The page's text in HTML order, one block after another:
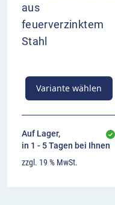
aus
feuerverzinktem
Stahl
Variante wählen
Auf Lager,
in 1 - 5 Tagen bei Ihnen
zzgl. 19 % MwSt.